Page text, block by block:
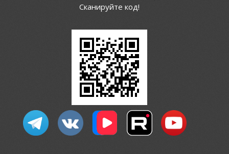
Сканируйте код!